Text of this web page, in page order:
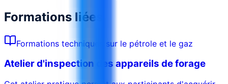
Formations liées
Formations techniques sur le pétrole et le gaz
Atelier d'inspection des appareils de forage